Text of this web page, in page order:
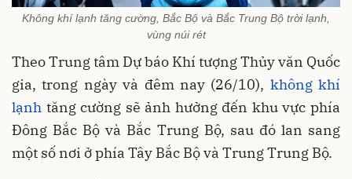
Không khí lạnh tăng cường, Bắc Bộ và Bắc Trung Bộ trời lạnh,
vùng núi rét
Theo Trung tâm Dự báo Khí tượng Thủy văn Quốc
gia, trong ngày và đêm nay (26/10), không khí
lạnh tăng cường sẽ ảnh hưởng đến khu vực phía
Đông Bắc Bộ và Bắc Trung Bộ, sau đó lan sang
một số nơi ở phía Tây Bắc Bộ và Trung Trung Bộ.